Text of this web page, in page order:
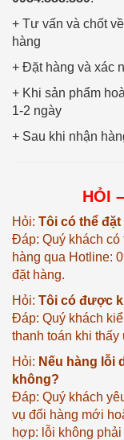
+ Tư vấn và chốt
hàng
+ Đặt hàng và xác
+ Khi sản phẩm
1-2 ngày
+ Sau khi nhận
HỎI
Hỏi: Tôi có thể
Đáp: Quý khách có
hàng qua Hotline:
đặt hàng.
Hỏi: Tôi có được
Đáp: Quý khách
thanh toán khi thấy
Hỏi: Nếu hàng lỗi
không?
Đáp: Quý khách
vụ đổi hàng mới
hợp: lỗi không